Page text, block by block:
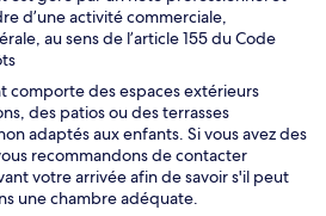
d’une activité commerciale,
au sens de l’article 155 du Code
comporte des espaces extérieurs
des patios ou des terrasses
adaptés aux enfants. Si vous avez des
recommandons de contacter
votre arrivée afin de savoir s'il peut
une chambre adéquate.